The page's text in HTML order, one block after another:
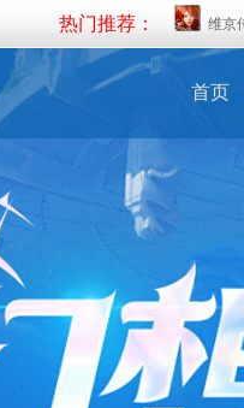
热门推荐： 维京
首页